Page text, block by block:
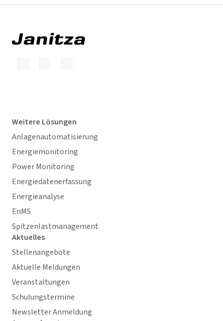
Weitere Lösungen
Anlagenautomatisierung
Energiemonitoring
Power Monitoring
Energiedatenerfassung
Energieanalyse
EnMS
Spitzenlastmanagement
Aktuelles
Stellenangebote
Aktuelle Meldungen
Veranstaltungen
Schulungstermine
Newsletter Anmeldung